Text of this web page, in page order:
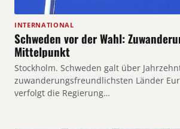
INTERNATIONAL
Schweden vor der Wahl:
Mittelpunkt
Stockholm. Schweden galt über
zuwanderungsfreundlichsten Länder
verfolgt die Regierung…